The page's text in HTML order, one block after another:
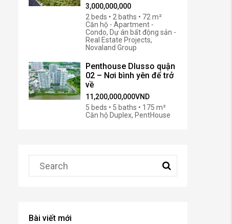
3,000,000,000
2 beds • 2 baths • 72 m²
Căn hộ - Apartment -
Condo, Dự án bất động sản -
Real Estate Projects,
Novaland Group
Penthouse Dlusso quận
02 – Nơi bình yên để trở
về
11,200,000,000VND
5 beds • 5 baths • 175 m²
Căn hộ Duplex, PentHouse
Bài viết mới